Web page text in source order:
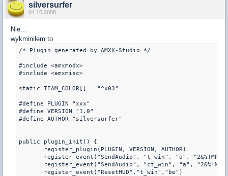
silversurfer
04.10.2008
Nie...
wykminiłem to
/* Plugin generated by AMXX-Studio */
#include <amxmodx>
#include <amxmisc>
static TEAM_COLOR[] = "^x03"
#define PLUGIN "xxx"
#define VERSION "1.0"
#define AUTHOR "silversurfer"
public plugin_init() {
       register_plugin(PLUGIN, VERSION, AUTHOR)
register_event("SendAudio", "t_win", "a",
register_event("SendAudio", "ct_win", "a",
       register_event("ResetHUD","t_win","be")